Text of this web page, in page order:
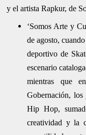
y el artista Rapkur, de
‘Somos Arte y
de agosto,
deportivo de
escenario
mientras que
Gobernación,
Hip Hop,
creatividad y la